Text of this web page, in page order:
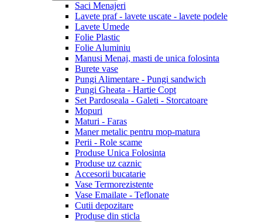
Saci Menajeri
Lavete praf - lavete uscate - lavete podele
Lavete Umede
Folie Plastic
Folie Aluminiu
Manusi Menaj, masti de unica folosinta
Burete vase
Pungi Alimentare - Pungi sandwich
Pungi Gheata - Hartie Copt
Set Pardoseala - Galeti - Storcatoare
Mopuri
Maturi - Faras
Maner metalic pentru mop-matura
Perii - Role scame
Produse Unica Folosinta
Produse uz caznic
Accesorii bucatarie
Vase Termorezistente
Vase Emailate - Teflonate
Cutii depozitare
Produse din sticla